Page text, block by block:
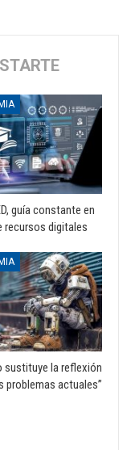
guía constante en
recursos digitales
sustituye la reflexión
problemas actuales”